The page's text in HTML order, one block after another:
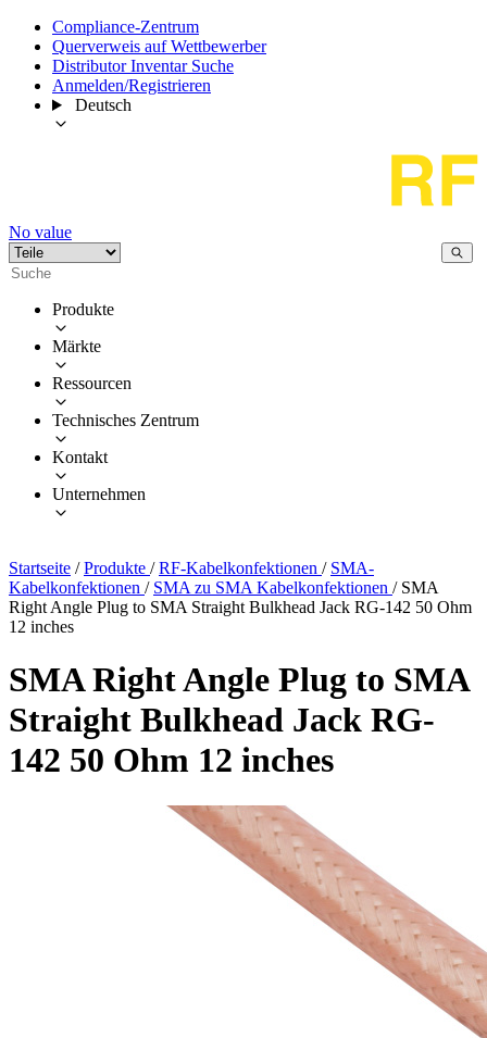
Compliance-Zentrum
Querverweis auf Wettbewerber
Distributor Inventar Suche
Anmelden/Registrieren
Deutsch
No value
Produkte
Märkte
Ressourcen
Technisches Zentrum
Kontakt
Unternehmen
Startseite / Produkte / RF-Kabelkonfektionen / SMA-
Kabelkonfektionen / SMA zu SMA Kabelkonfektionen / SMA
Right Angle Plug to SMA Straight Bulkhead Jack RG-142 50 Ohm
12 inches
SMA Right Angle Plug to SMA
Straight Bulkhead Jack RG-
142 50 Ohm 12 inches